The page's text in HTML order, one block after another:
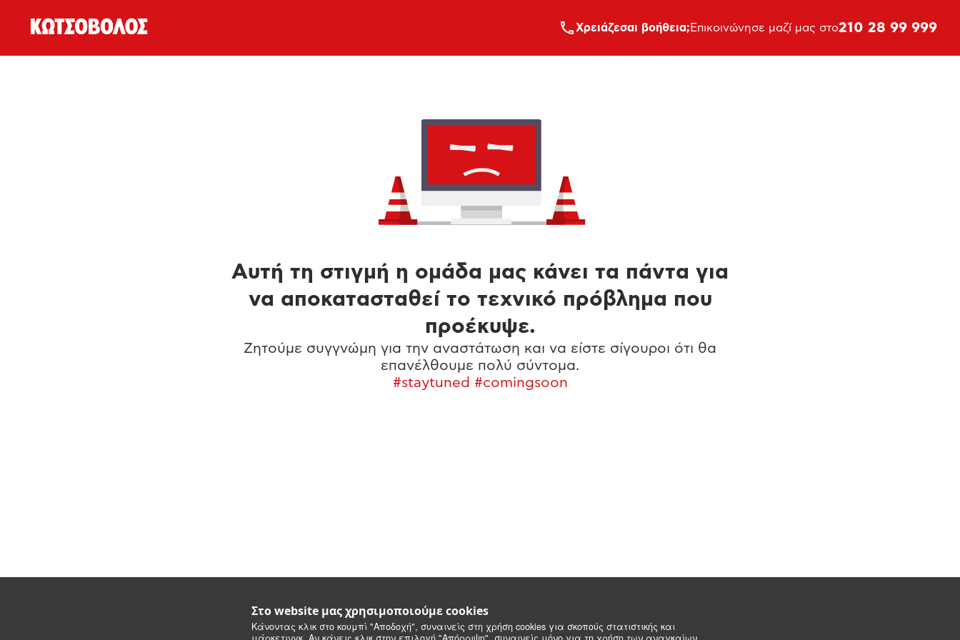
Στο website μας χρησιμοποιούμε cookies
Κάνοντας κλικ στο κουμπί "Αποδοχή", συναινείς στη χρήση cookies για σκοπούς στατιστικής και
Xρειάζεσαι βοήθεια; Επικοινώνησε μαζί μας στο210 28 99 999
Αυτή τη στιγμή η ομάδα μας κάνει τα πάντα για
να αποκατασταθεί το τεχνικό πρόβλημα που
προέκυψε.
Ζητούμε συγγνώμη για την αναστάτωση και να είστε σίγουροι ότι θα
επανέλθουμε πολύ σύντομα.
#staytuned #comingsoon